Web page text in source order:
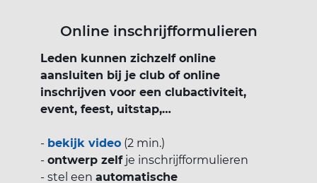
Online inschrijfformulieren
Leden kunnen zichzelf online
aansluiten bij je club of online
inschrijven voor een clubactiviteit,
event, feest, uitstap,…
- bekijk video(2 min.)
- ontwerp zelfje inschrijfformulieren
- stel een automatische